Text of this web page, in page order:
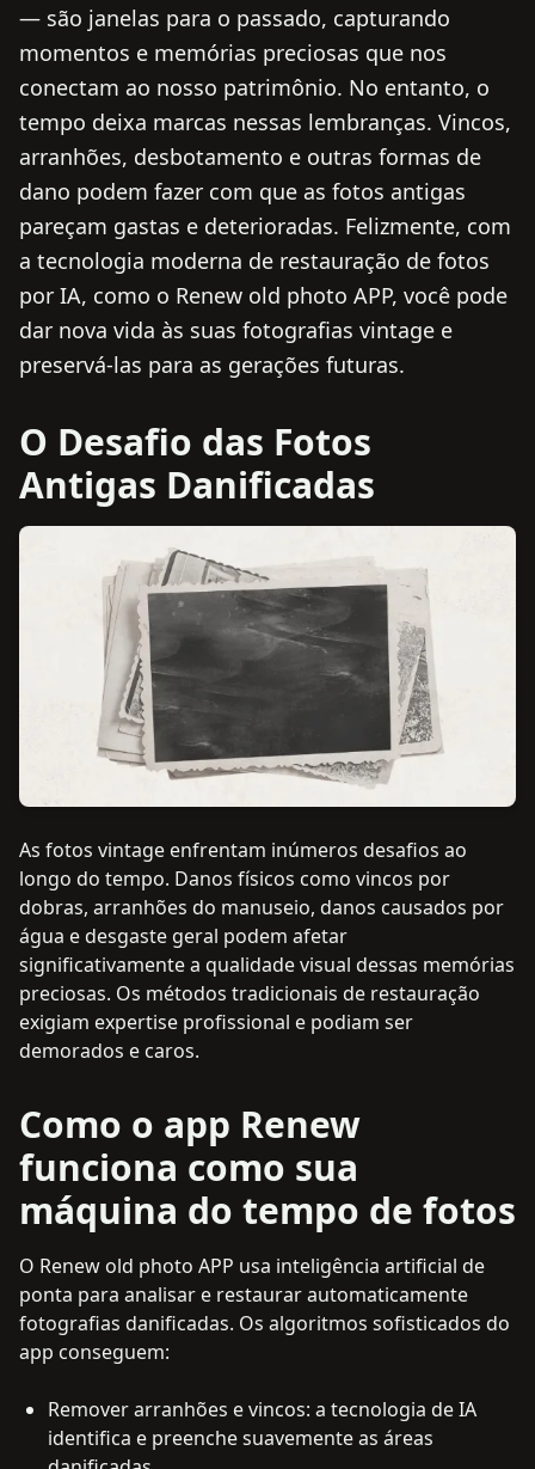
— são janelas para o passado, capturando
momentos e memórias preciosas que nos
conectam ao nosso patrimônio. No entanto, o
tempo deixa marcas nessas lembranças. Vincos,
arranhões, desbotamento e outras formas de
dano podem fazer com que as fotos antigas
pareçam gastas e deterioradas. Felizmente, com
a tecnologia moderna de restauração de fotos
por IA, como o Renew old photo APP, você pode
dar nova vida às suas fotografias vintage e
preservá-las para as gerações futuras.
O Desafio das Fotos
Antigas Danificadas
As fotos vintage enfrentam inúmeros desafios ao
longo do tempo. Danos físicos como vincos por
dobras, arranhões do manuseio, danos causados por
água e desgaste geral podem afetar
significativamente a qualidade visual dessas memórias
preciosas. Os métodos tradicionais de restauração
exigiam expertise profissional e podiam ser
demorados e caros.
Como o app Renew
funciona como sua
máquina do tempo de fotos
O Renew old photo APP usa inteligência artificial de
ponta para analisar e restaurar automaticamente
fotografias danificadas. Os algoritmos sofisticados do
app conseguem:
Remover arranhões e vincos: a tecnologia de IA
identifica e preenche suavemente as áreas